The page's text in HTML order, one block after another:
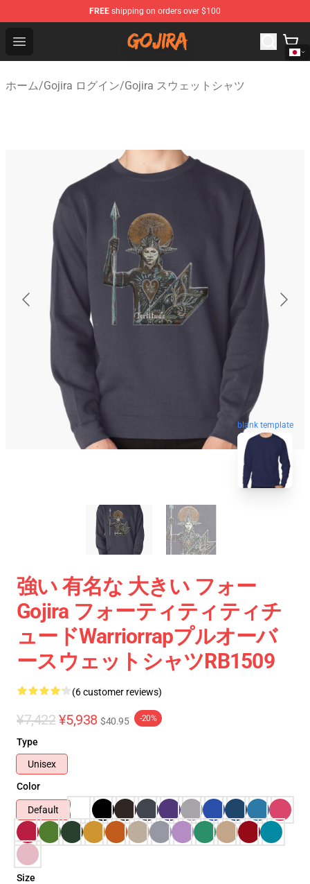
FREE shipping on orders over $100
Open menu
Gojira Shop - Official Gojira Merchandise Store
ホーム/Gojira ログイン/Gojira スウェットシャツ
blank template
強い 有名な 大きい フォー
Gojira フォーティティティチ
ュードWarriorrapプルオーバ
ースウェットシャツRB1509
(6 customer reviews)
¥7,422 ¥5,938 $40.95 -20%
Type
Unisex
Color
Default
Size